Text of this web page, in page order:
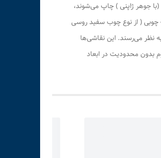
جوهر ژاپنی ) چاپ می‌شوند،
چوبی ( از نوع چوب سفید روسی
نظر می‌رسند. این نقاشی‌ها
بدون محدودیت در ابعاد